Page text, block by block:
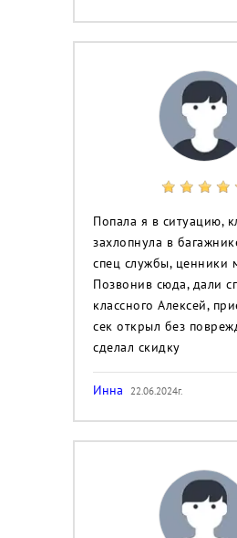
Попала я в ситуацию,
захлопнула в
спец службы, ценники
Позвонив сюда, дали
классного Алексей,
сек открыл без
сделал скидку
Инна 22.06.2024г.